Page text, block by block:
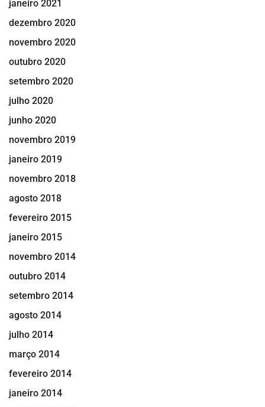
janeiro 2021
dezembro 2020
novembro 2020
outubro 2020
setembro 2020
julho 2020
junho 2020
novembro 2019
janeiro 2019
novembro 2018
agosto 2018
fevereiro 2015
janeiro 2015
novembro 2014
outubro 2014
setembro 2014
agosto 2014
julho 2014
março 2014
fevereiro 2014
janeiro 2014